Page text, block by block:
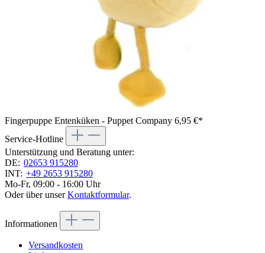
Fingerpuppe Entenküken - Puppet Company 6,95 €*
Service-Hotline
Unterstützung und Beratung unter:
DE: 02653 915280
INT: +49 2653 915280
Mo-Fr, 09:00 - 16:00 Uhr
Oder über unserKontaktformular.
Informationen
Versandkosten